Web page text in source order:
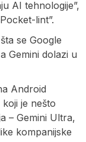
AI tehnologije”,
lint”.
se Google
Gemini dolazi u
Android
je nešto
– Gemini Ultra,
kompanijske